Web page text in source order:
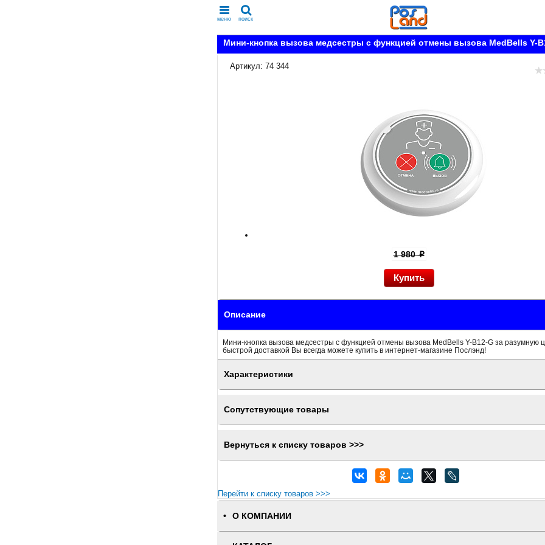
меню поиск
Мини-кнопка вызова медсестры с функцией отмены вызова MedBells Y-
Артикул: 74 344
1 980p
Описание
Мини-кнопка вызова медсестры с функцией отмены вызова MedBells Y-B12-G за разумную
быстрой доставкой Вы всегда можете купить в интернет-магазине Послэнд!
Характеристики
Сопутствующие товары
Вернуться к списку товаров >>>
Перейти к списку товаров >>>
О КОМПАНИИ